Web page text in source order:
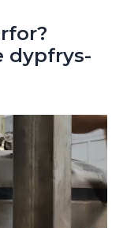
dypfrys-